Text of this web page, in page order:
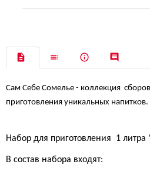
Сам Себе Сомелье - коллекция
приготовления уникальных напитков.
Набор для приготовления 1 литра
В состав набора входят: